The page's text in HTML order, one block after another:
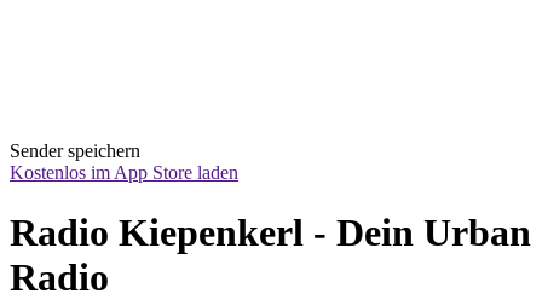
Sender speichern
Kostenlos im App Store laden
Radio Kiepenkerl - Dein Urban
Radio